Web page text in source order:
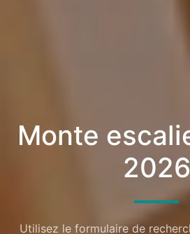
Monte
2026
Utilisez le formulaire de